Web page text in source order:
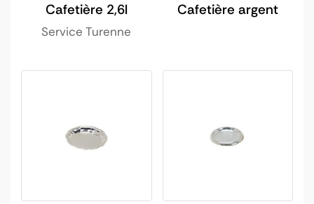
Cafetière 2,6l
Service Turenne
Cafetière argent